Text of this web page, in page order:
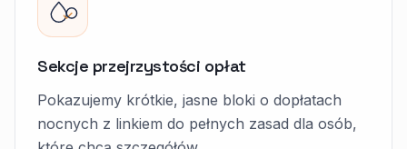
Sekcje przejrzystości opłat
Pokazujemy krótkie, jasne bloki o dopłatach
nocnych z linkiem do pełnych zasad dla osób,